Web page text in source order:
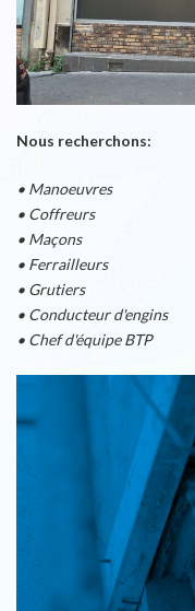
Nous recherchons:
• Manoeuvres
• Coffreurs
• Maçons
• Ferrailleurs
• Grutiers
• Conducteur d'engins
• Chef d'équipe BTP